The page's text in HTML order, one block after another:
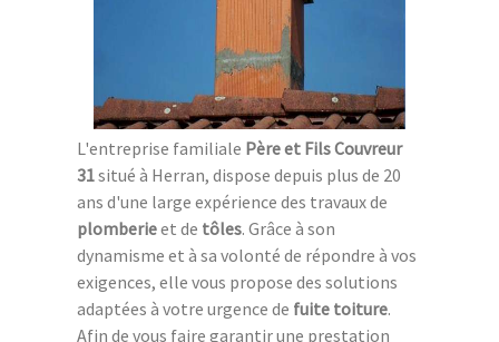
L'entreprise familiale Père et Fils Couvreur
31situé à Herran, dispose depuis plus de 20
ans d'une large expérience des travaux de
plomberieet de tôles. Grâce à son
dynamisme et à sa volonté de répondre à vos
exigences, elle vous propose des solutions
adaptées à votre urgence de fuite toiture.
Afin de vous faire garantir une prestation